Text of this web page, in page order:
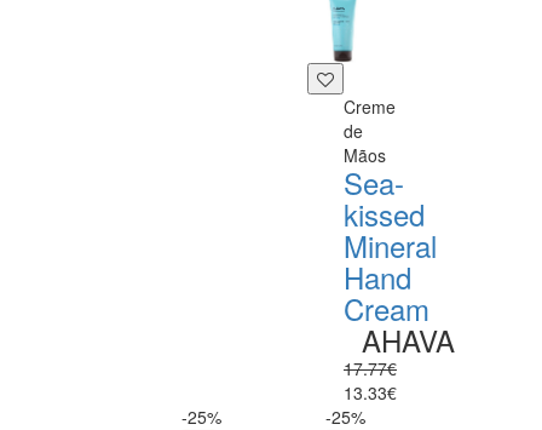
Creme
de
Mãos
Sea-
kissed
Mineral
Hand
Cream
AHAVA
17.77€
13.33€
-25%
-25%